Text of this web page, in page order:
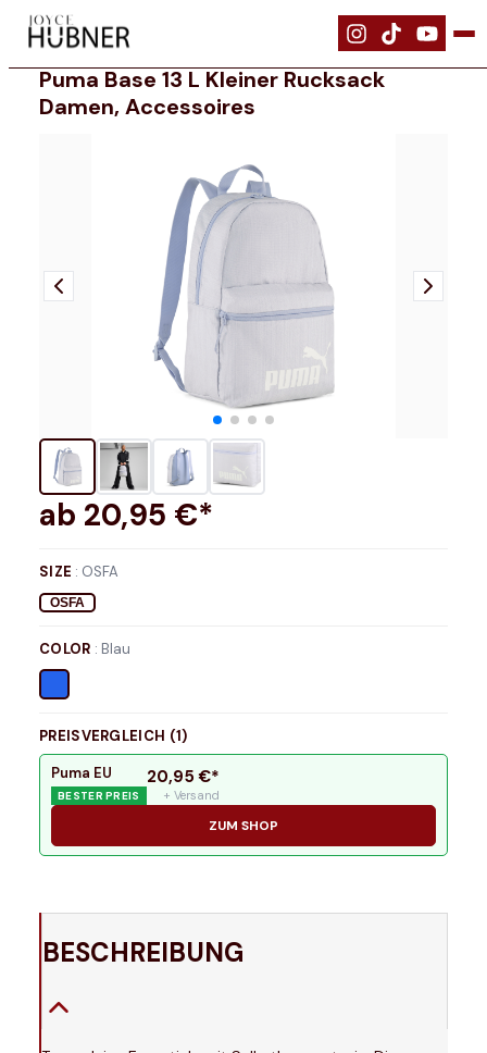
| Ausrüstung PUMA Base 13 l Kleiner Rucksack Damen, Accessoires
Puma Base 13 L Kleiner Rucksack
Damen, Accessoires
ab 20,95 €*
SIZE : OSFA
OSFA
COLOR : Blau
PREISVERGLEICH (1)
Puma EU
BESTER PREIS
20,95 €*
+ Versand
ZUM SHOP
BESCHREIBUNG